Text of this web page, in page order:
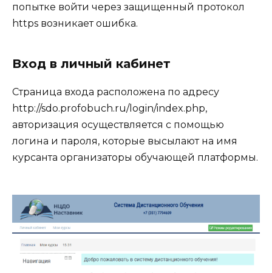
попытке войти через защищенный протокол
https возникает ошибка.
Вход в личный кабинет
Страница входа расположена по адресу
http://sdo.profobuch.ru/login/index.php,
авторизация осуществляется с помощью
логина и пароля, которые высылают на имя
курсанта организаторы обучающей платформы.